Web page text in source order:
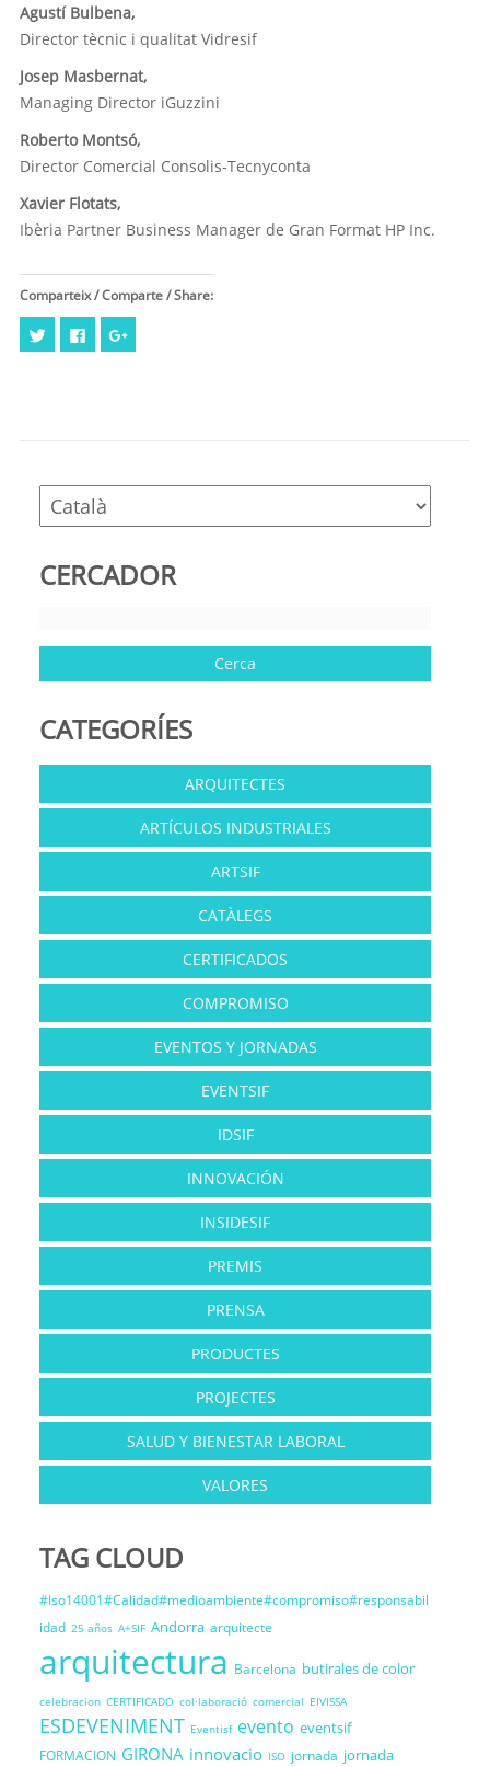
Agustí Bulbena,
Director tècnic i qualitat Vidresif
Josep Masbernat,
Managing Director iGuzzini
Roberto Montsó,
Director Comercial Consolis-Tecnyconta
Xavier Flotats,
Ibèria Partner Business Manager de Gran Format HP Inc.
Comparteix / Comparte / Share:
per
Click
share per
CERCADOR
CATEGORÍES
ARQUITECTES
ARTÍCULOS INDUSTRIALES
ARTSIF
CATÀLEGS
CERTIFICADOS
COMPROMISO
EVENTOS Y JORNADAS
EVENTSIF
IDSIF
INNOVACIÓN
INSIDESIF
PREMIS
PRENSA
PRODUCTES
PROJECTES
SALUD Y BIENESTAR LABORAL
VALORES
TAG CLOUD
#Iso14001#Calidad#medioambiente#compromiso#responsabil
idad 25 años A+SIF Andorra arquitecte
arquitectura Barcelona butirales de color
celebracion CERTIFICADO col·laboració comercial EIVISSA
ESDEVENIMENT Eventisf evento eventsif
FORMACION GIRONA innovacio ISO jornada jornada